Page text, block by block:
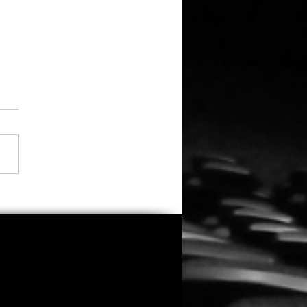
Eli Roth räumt